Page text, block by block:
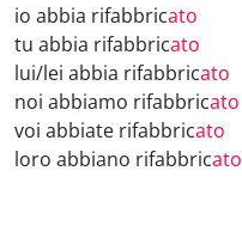
io abbia rifabbricato
tu abbia rifabbricato
lui/lei abbia rifabbricato
noi abbiamo rifabbricato
voi abbiate rifabbricato
loro abbiano rifabbricato